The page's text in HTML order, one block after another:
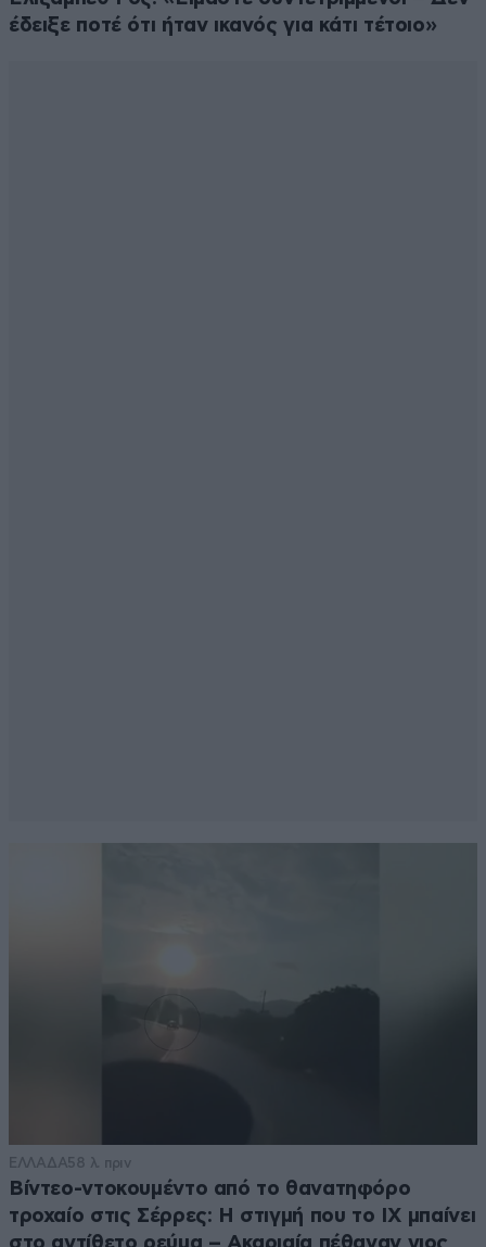
έδειξε ποτέ ότι ήταν ικανός για κάτι τέτοιο»
ΕΛΛΑΔΑ58 λ. πριν
Βίντεο-ντοκουμέντο από το θανατηφόρο
τροχαίο στις Σέρρες: Η στιγμή που το ΙΧ μπαίνει